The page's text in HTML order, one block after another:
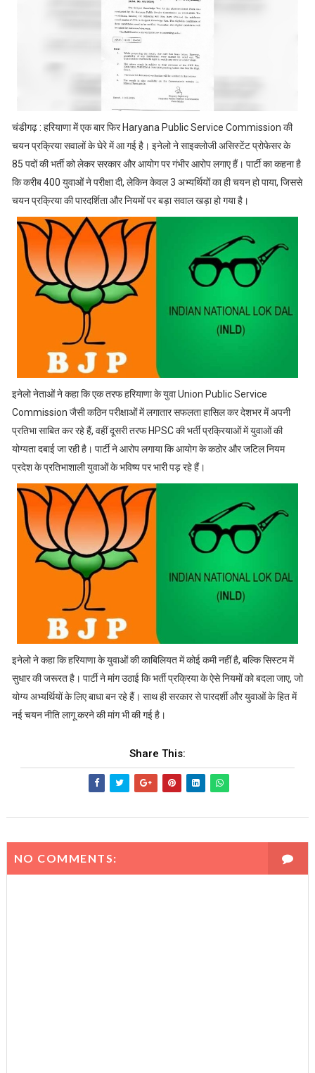
चंडीगढ़ : हरियाणा में एक बार फिर Haryana Public Service Commission की
चयन प्रक्रिया सवालों के घेरे में आ गई है। इनेलो ने साइक्लोजी असिस्टेंट प्रोफेसर के
85 पदों की भर्ती को लेकर सरकार और आयोग पर गंभीर आरोप लगाए हैं। पार्टी का कहना है
कि करीब 400 युवाओं ने परीक्षा दी, लेकिन केवल 3 अभ्यर्थियों का ही चयन हो पाया, जिससे
चयन प्रक्रिया की पारदर्शिता और नियमों पर बड़ा सवाल खड़ा हो गया है।
इनेलो नेताओं ने कहा कि एक तरफ हरियाणा के युवा Union Public Service
Commission जैसी कठिन परीक्षाओं में लगातार सफलता हासिल कर देशभर में अपनी
प्रतिभा साबित कर रहे हैं, वहीं दूसरी तरफ HPSC की भर्ती प्रक्रियाओं में युवाओं की
योग्यता दबाई जा रही है। पार्टी ने आरोप लगाया कि आयोग के कठोर और जटिल नियम
प्रदेश के प्रतिभाशाली युवाओं के भविष्य पर भारी पड़ रहे हैं।
इनेलो ने कहा कि हरियाणा के युवाओं की काबिलियत में कोई कमी नहीं है, बल्कि सिस्टम में
सुधार की जरूरत है। पार्टी ने मांग उठाई कि भर्ती प्रक्रिया के ऐसे नियमों को बदला जाए, जो
योग्य अभ्यर्थियों के लिए बाधा बन रहे हैं। साथ ही सरकार से पारदर्शी और युवाओं के हित में
नई चयन नीति लागू करने की मांग भी की गई है।
Share This:
NO COMMENTS: